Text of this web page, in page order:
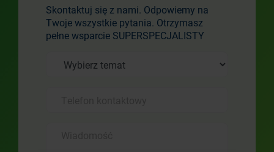
Skontaktuj się z nami. Odpowiemy na
Twoje wszystkie pytania. Otrzymasz
pełne wsparcie SUPERSPECJALISTY